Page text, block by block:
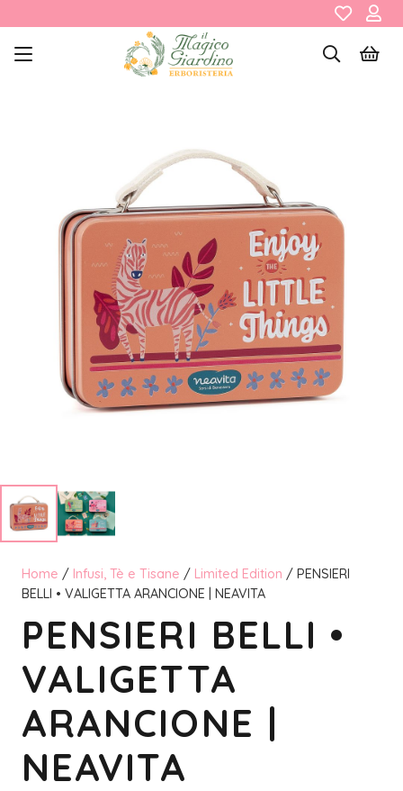
Home / Infusi, Tè e Tisane / Limited Edition / PENSIERI
BELLI • VALIGETTA ARANCIONE | NEAVITA
PENSIERI BELLI •
VALIGETTA
ARANCIONE |
NEAVITA